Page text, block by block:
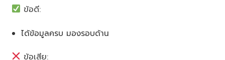
ข้อดี:
ได้ข้อมูลครบ มองรอบด้าน
ข้อเสีย: